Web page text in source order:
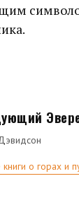
о горах и